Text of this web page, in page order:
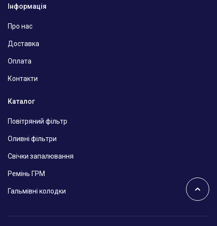
Інформація
Про нас
Доставка
Оплата
Контакти
Каталог
Повітряний фільтр
Оливні фільтри
Свічки запалювання
Ремінь ГРМ
Гальмівні колодки